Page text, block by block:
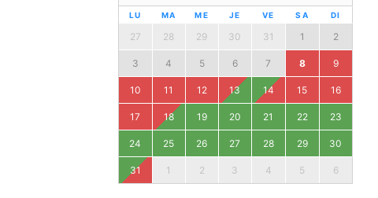
LU MA ME JE VE SA DI
27 28 29 30 31 1 2
3 4 5 6 7 8 9
10 11 12 13 14 15 16
17 18 19 20 21 22 23
24 25 26 27 28 29 30
31 1 2 3 4 5 6